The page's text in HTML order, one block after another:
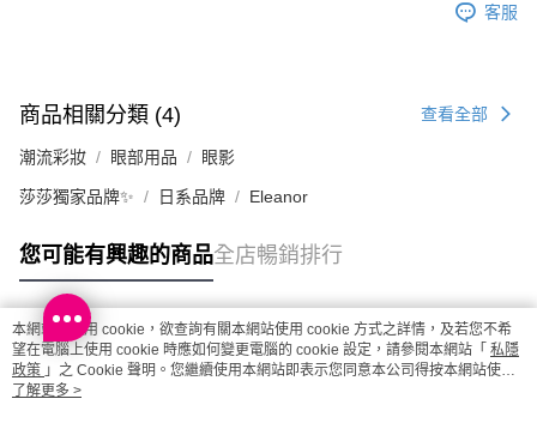
客服
商品相關分類 (4) 查看全部
潮流彩妝 眼部用品 眼影
莎莎獨家品牌✨ 日系品牌 Eleanor
您可能有興趣的商品全店暢銷排行
熱門標籤
熱銷排行
本網站中使用 cookie，欲查詢有關本網站使用 cookie 方式之詳情，及若您不希
望在電腦上使用 cookie 時應如何變更電腦的 cookie 設定，請參閱本網站「 私隱
政策 」之 Cookie 聲明。您繼續使用本網站即表示您同意本公司得按本網站使用
條款之 Cookie 聲明使用 cookie。
了解更多 >